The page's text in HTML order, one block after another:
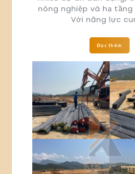
nông nghiệp và hạ
Với năng lực
Đọc thêm